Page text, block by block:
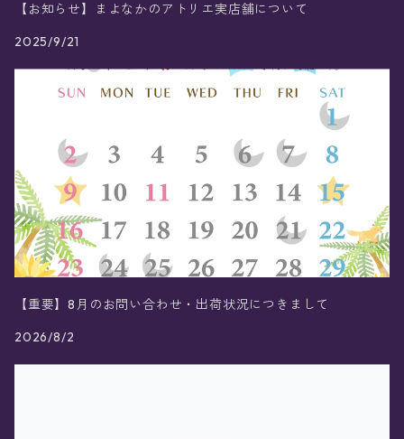
【お知らせ】まよなかのアトリエ実店舗について
2025/9/21
【重要】8月のお問い合わせ・出荷状況につきまして
2026/8/2